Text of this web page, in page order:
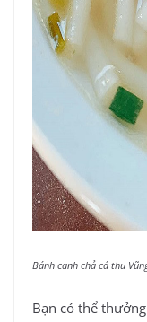
Bánh canh chả cá thu
Bạn có thể